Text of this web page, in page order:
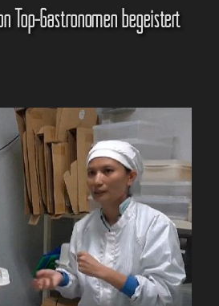
Top-Gastronomen begeistert